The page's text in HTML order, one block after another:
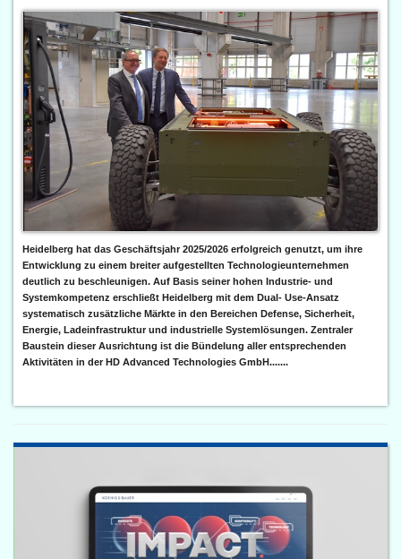
Heidelberg hat das Geschäftsjahr 2025/2026 erfolgreich genutzt, um ihre
Entwicklung zu einem breiter aufgestellten Technologieunternehmen
deutlich zu beschleunigen. Auf Basis seiner hohen Industrie- und
Systemkompetenz erschließt Heidelberg mit dem Dual- Use-Ansatz
systematisch zusätzliche Märkte in den Bereichen Defense, Sicherheit,
Energie, Ladeinfrastruktur und industrielle Systemlösungen. Zentraler
Baustein dieser Ausrichtung ist die Bündelung aller entsprechenden
Aktivitäten in der HD Advanced Technologies GmbH.......